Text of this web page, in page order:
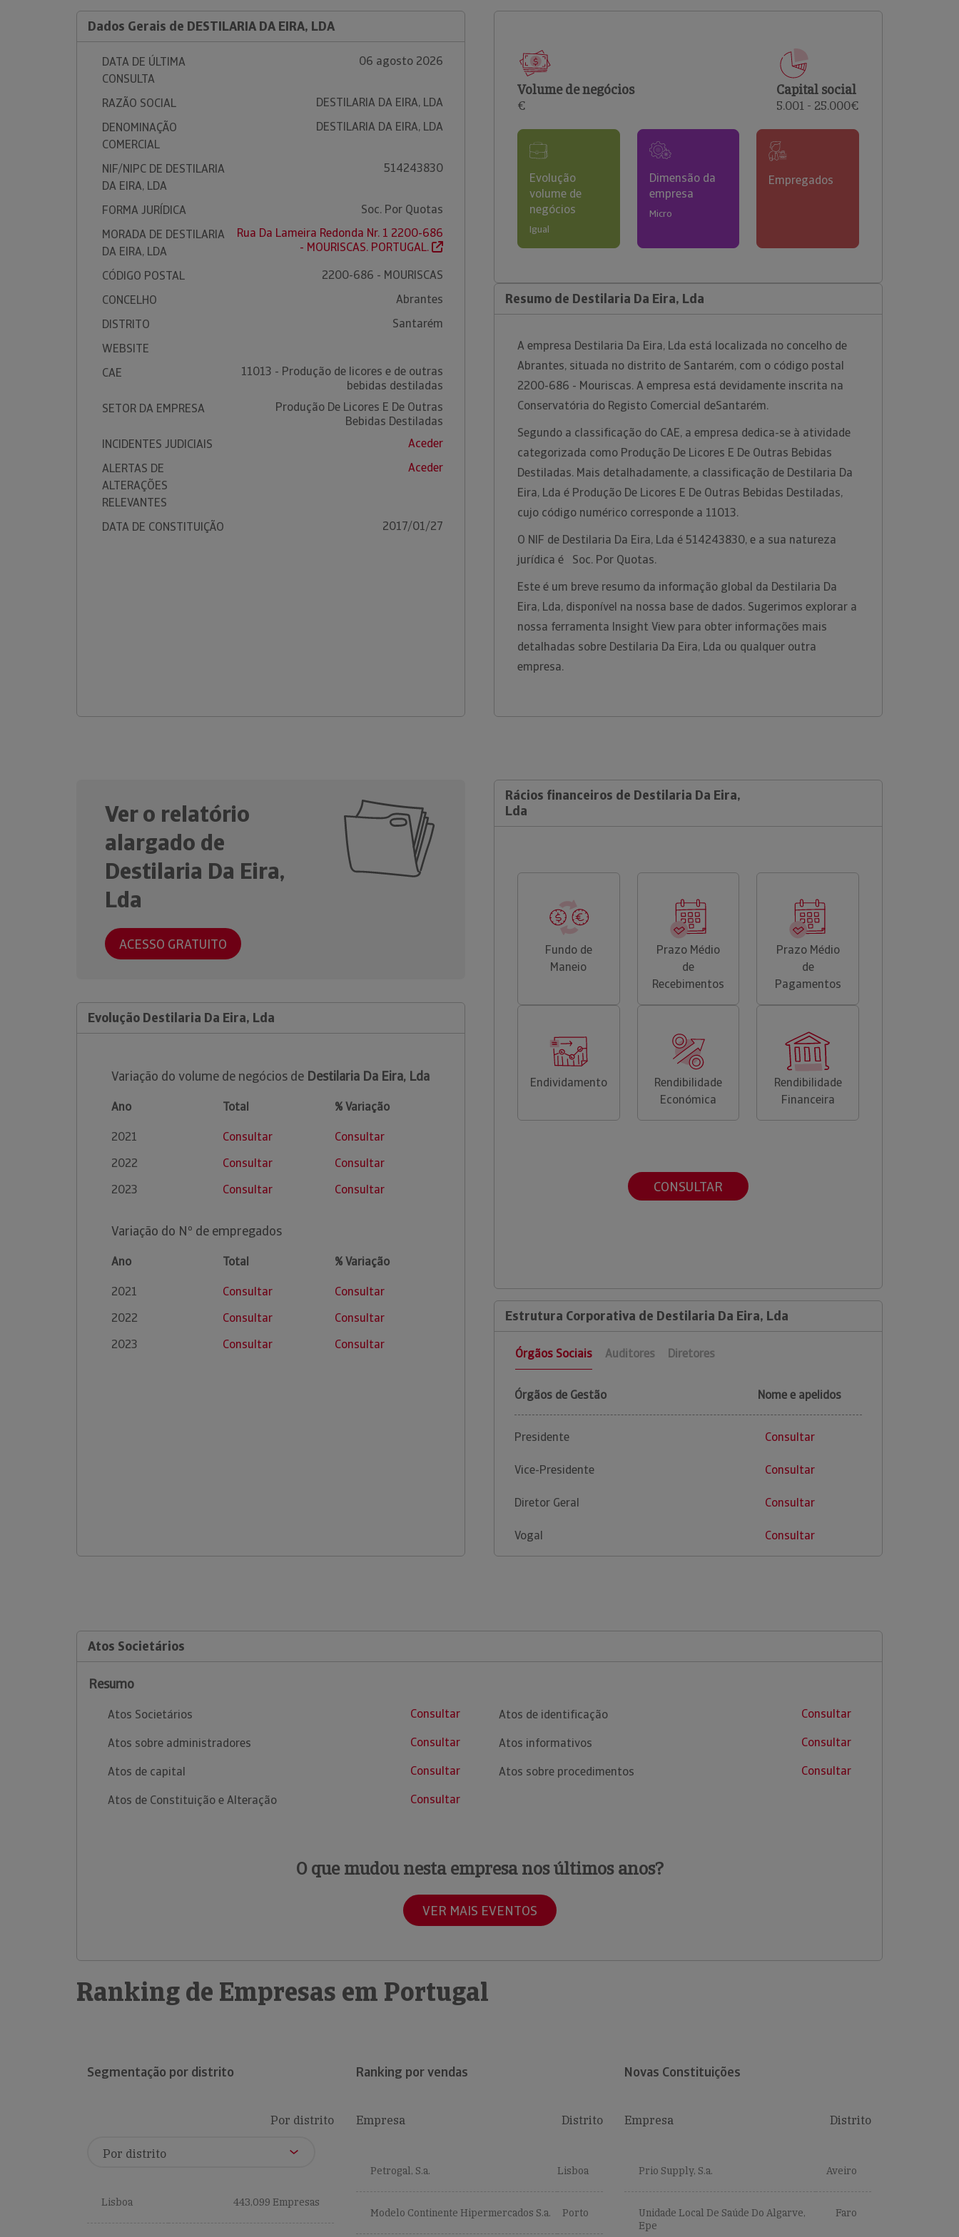
comerciais e analisar o risco de incumprimento dos
Dados Gerais de DESTILARIA DA EIRA, LDA
DATA DE ÚLTIMA
CONSULTA
06 agosto 2026
RAZÃO SOCIAL
DESTILARIA DA EIRA, LDA
DENOMINAÇÃO
COMERCIAL
DESTILARIA DA EIRA, LDA
NIF/NIPC DE DESTILARIA
DA EIRA, LDA
514243830
FORMA JURÍDICA
Soc. Por Quotas
MORADA DE DESTILARIA
DA EIRA, LDA
Rua Da Lameira Redonda Nr. 1 2200-686
- MOURISCAS. PORTUGAL.
CÓDIGO POSTAL
2200-686 - MOURISCAS
CONCELHO
Abrantes
DISTRITO
Santarém
WEBSITE
CAE
11013 - Produção de licores e de outras
bebidas destiladas
SETOR DA EMPRESA
Produção De Licores E De Outras
Bebidas Destiladas
INCIDENTES JUDICIAIS
Aceder
ALERTAS DE
ALTERAÇÕES
RELEVANTES
Aceder
DATA DE CONSTITUIÇÃO 2017/01/27
Volume de negócios
€
Capital social
5.001 - 25.000€
Evolução
volume de
negócios
Igual
Dimensão da
empresa
Micro
Empregados
Resumo de Destilaria Da Eira, Lda
A empresa Destilaria Da Eira, Lda está localizada no concelho de
Abrantes, situada no distrito de Santarém, com o código postal
2200-686 - Mouriscas. A empresa está devidamente inscrita na
Conservatória do Registo Comercial deSantarém.
Segundo a classificação do CAE, a empresa dedica-se à atividade
categorizada como Produção De Licores E De Outras Bebidas
Destiladas. Mais detalhadamente, a classificação de Destilaria Da
Eira, Lda é Produção De Licores E De Outras Bebidas Destiladas,
cujo código numérico corresponde a 11013.
O NIF de Destilaria Da Eira, Lda é 514243830, e a sua natureza
jurídica é Soc. Por Quotas.
Este é um breve resumo da informação global da Destilaria Da
Eira, Lda, disponível na nossa base de dados. Sugerimos explorar a
nossa ferramenta Insight View para obter informações mais
detalhadas sobre Destilaria Da Eira, Lda ou qualquer outra
empresa.
Ver o relatório
alargado de
Destilaria Da Eira,
Lda
ACESSO GRATUITO
Evolução Destilaria Da Eira, Lda
Variação do volume de negócios de Destilaria Da Eira, Lda
Ano Total
% Variação
2021
Consultar
Consultar
2022
Consultar
Consultar
2023
Consultar Consultar
Variação do Nº de empregados
Ano Total
% Variação
2021
Consultar
Consultar
2022
Consultar
Consultar
2023
Consultar Consultar
Rácios financeiros de Destilaria Da Eira,
Lda
Fundo de
Maneio
Prazo Médio
de
Recebimentos
Prazo Médio
de
Pagamentos
Endividamento
Rendibilidade
Económica
Rendibilidade
Financeira
CONSULTAR
Estrutura Corporativa de Destilaria Da Eira, Lda
Órgãos Sociais Auditores Diretores
Órgãos de Gestão Nome e apelidos
Presidente Consultar
Vice-Presidente Consultar
Diretor Geral Consultar
Vogal Consultar
Atos Societários
Resumo
Atos Societários
Consultar
Atos sobre administradores
Consultar
Atos de capital
Consultar
Atos de Constituição e Alteração
Consultar
Atos de identificação
Consultar
Atos informativos
Consultar
Atos sobre procedimentos
Consultar
O que mudou nesta empresa nos últimos anos?
VER MAIS EVENTOS
Ranking de Empresas em Portugal
Segmentação por distrito
Por distrito
Lisboa 443,099 Empresas
Ranking por vendas
Empresa Distrito
Petrogal, S.a. Lisboa
Modelo Continente Hipermercados S.a. Porto
Novas Constituições
Empresa Distrito
Prio Supply, S.a. Aveiro
Unidade Local De Saúde Do Algarve,
Epe
Faro